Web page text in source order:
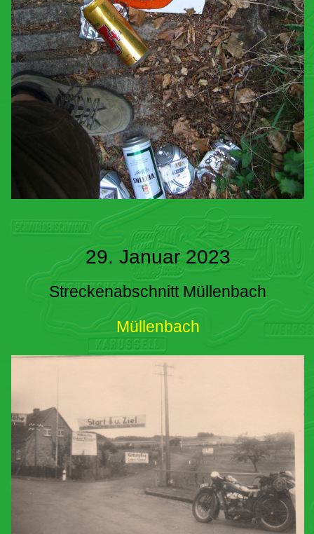
29. Januar 2023
Streckenabschnitt Müllenbach
Müllenbach